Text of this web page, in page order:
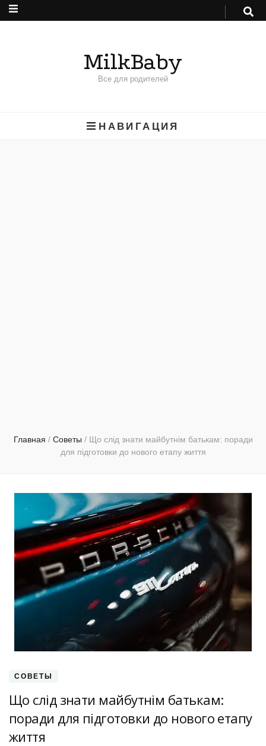
MilkBaby
Все для родителей
НАВИГАЦИЯ
Главная / Советы / Що слід знати майбутнім батькам: поради
для підготовки до нового етапу життя
СОВЕТЫ
Що слід знати майбутнім батькам:
поради для підготовки до нового етапу
життя